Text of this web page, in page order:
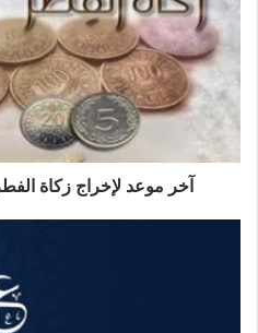
لإخراج
زكاة
الفطر
الإفتاء
تحدد
التوقيت
آخر موعد لإخراج زكاة